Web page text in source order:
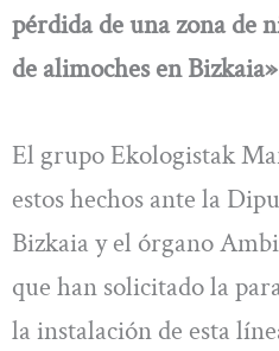
pérdida de una zona de
de alimoches en
El grupo Ekologistak
estos hechos ante la
Bizkaia y el órgano
que han solicitado la
la instalación de esta